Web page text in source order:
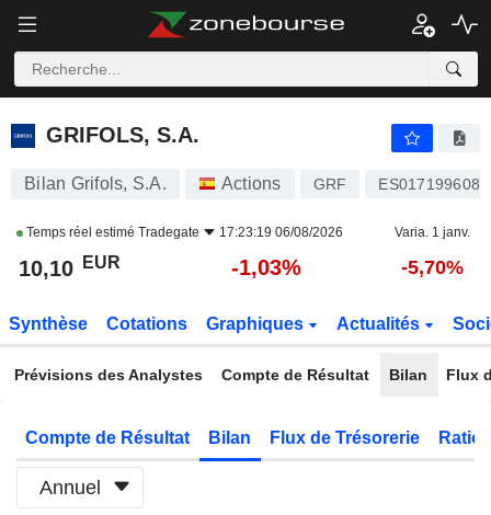
GRIFOLS, S.A.
GRIFOLS, S.A.
Bilan Grifols, S.A. Actions GRF ES0171996087
Temps réel estimé Tradegate 17:23:19 06/08/2026 Varia. 1 janv.
10,10 EUR -1,03% -5,70%
Synthèse Cotations Graphiques Actualités
Prévisions des Analystes Compte de Résultat Bilan Flux
Compte de Résultat Bilan Flux de Trésorerie
Annuel